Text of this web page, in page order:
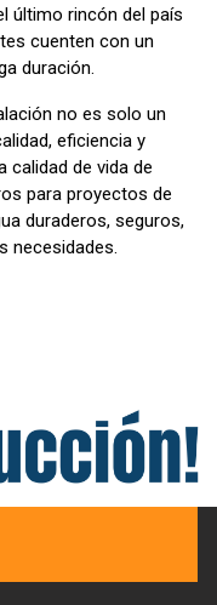
último rincón del país
cuenten con un
duración.
no es solo un
eficiencia y
calidad de vida de
para proyectos de
duraderos, seguros,
necesidades.